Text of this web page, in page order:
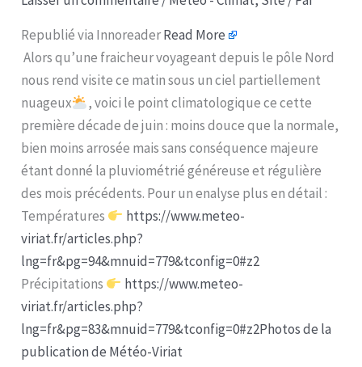
Republié via InnoreaderRead More
Alors qu’une fraicheur voyageant depuis le pôle Nord
nous rend visite ce matin sous un ciel partiellement
nuageux
, voici le point climatologique ce cette
première décade de juin : moins douce que la normale,
bien moins arrosée mais sans conséquence majeure
étant donné la pluviométrié généreuse et régulière
des mois précédents. Pour un enalyse plus en détail :
Températures
https://www.meteo-
viriat.fr/articles.php?
lng=fr&pg=94&mnuid=779&tconfig=0#z2
Précipitations
https://www.meteo-
viriat.fr/articles.php?
lng=fr&pg=83&mnuid=779&tconfig=0#z2Photos de la
publication de Météo-Viriat